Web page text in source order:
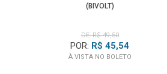
(BIVOLT)
DE: R$ 49,50
POR: R$ 45,54
À VISTA NO BOLETO